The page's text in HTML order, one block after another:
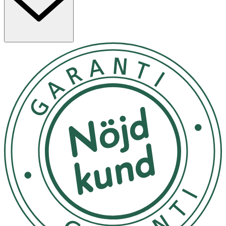
- Kompletteringsfoder för valpar från 2 månaders ålder.
Måste användas i kombination med ett balanserat
- Se till att din hund alltid har tillgång till färskt
dricksvatten.
- Dagsransonen kan variera beroende på
utomhustemperaturen, hundens livsstil, temperament
och aktivitetsnivå.
- 2-5 kg: 5 bitar per dag.
- 5-10 kg: 10 bitar per dag.
- 10-20 kg: 15 bitar per dag.
- 20-30 kg: 18 bitar per dag.
- Förvaras torrt och svalt, i återförsluten originalpåse
eller lufttät behållare.